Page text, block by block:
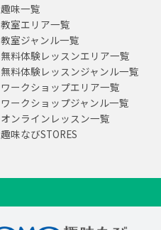
趣味一覧
教室エリア一覧
教室ジャンル一覧
無料体験レッスンエリア一覧
無料体験レッスンジャンル一覧
ワークショップエリア一覧
ワークショップジャンル一覧
オンラインレッスン一覧
趣味なびSTORES